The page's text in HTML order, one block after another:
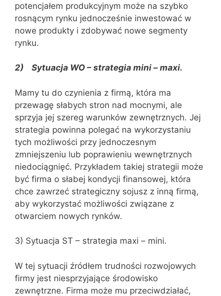
potencjałem produkcyjnym może na szybko
rosnącym rynku jednocześnie inwestować w
nowe produkty i zdobywać nowe segmenty
rynku.
2) Sytuacja WO – strategia mini – maxi.
Mamy tu do czynienia z firmą, która ma
przewagę słabych stron nad mocnymi, ale
sprzyja jej szereg warunków zewnętrznych. Jej
strategia powinna polegać na wykorzystaniu
tych możliwości przy jednoczesnym
zmniejszeniu lub poprawieniu wewnętrznych
niedociągnięć. Przykładem takiej strategii może
być firma o słabej kondycji finansowej, która
chce zawrzeć strategiczny sojusz z inną firmą,
aby wykorzystać możliwości związane z
otwarciem nowych rynków.
3) Sytuacja ST – strategia maxi – mini.
W tej sytuacji źródłem trudności rozwojowych
firmy jest niesprzyjające środowisko
zewnętrzne. Firma może mu przeciwdziałać,